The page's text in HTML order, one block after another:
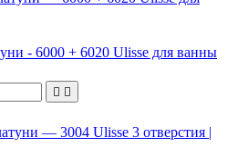
- 6000 + 6020 Ulisse для ванны
 